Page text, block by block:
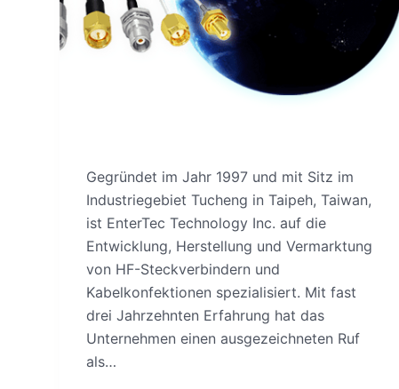
Gegründet im Jahr 1997 und mit Sitz im
Industriegebiet Tucheng in Taipeh, Taiwan,
ist EnterTec Technology Inc. auf die
Entwicklung, Herstellung und Vermarktung
von HF-Steckverbindern und
Kabelkonfektionen spezialisiert. Mit fast
drei Jahrzehnten Erfahrung hat das
Unternehmen einen ausgezeichneten Ruf
als…